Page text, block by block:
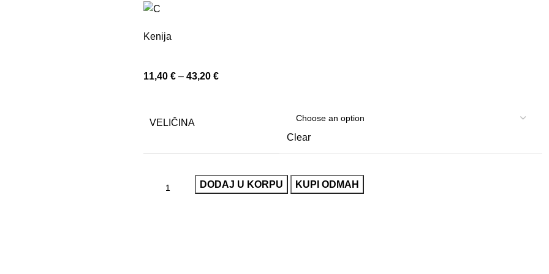
Kenija
11,40 € – 43,20 €
VELIČINA
Clear
DODAJ U KORPU KUPI ODMAH